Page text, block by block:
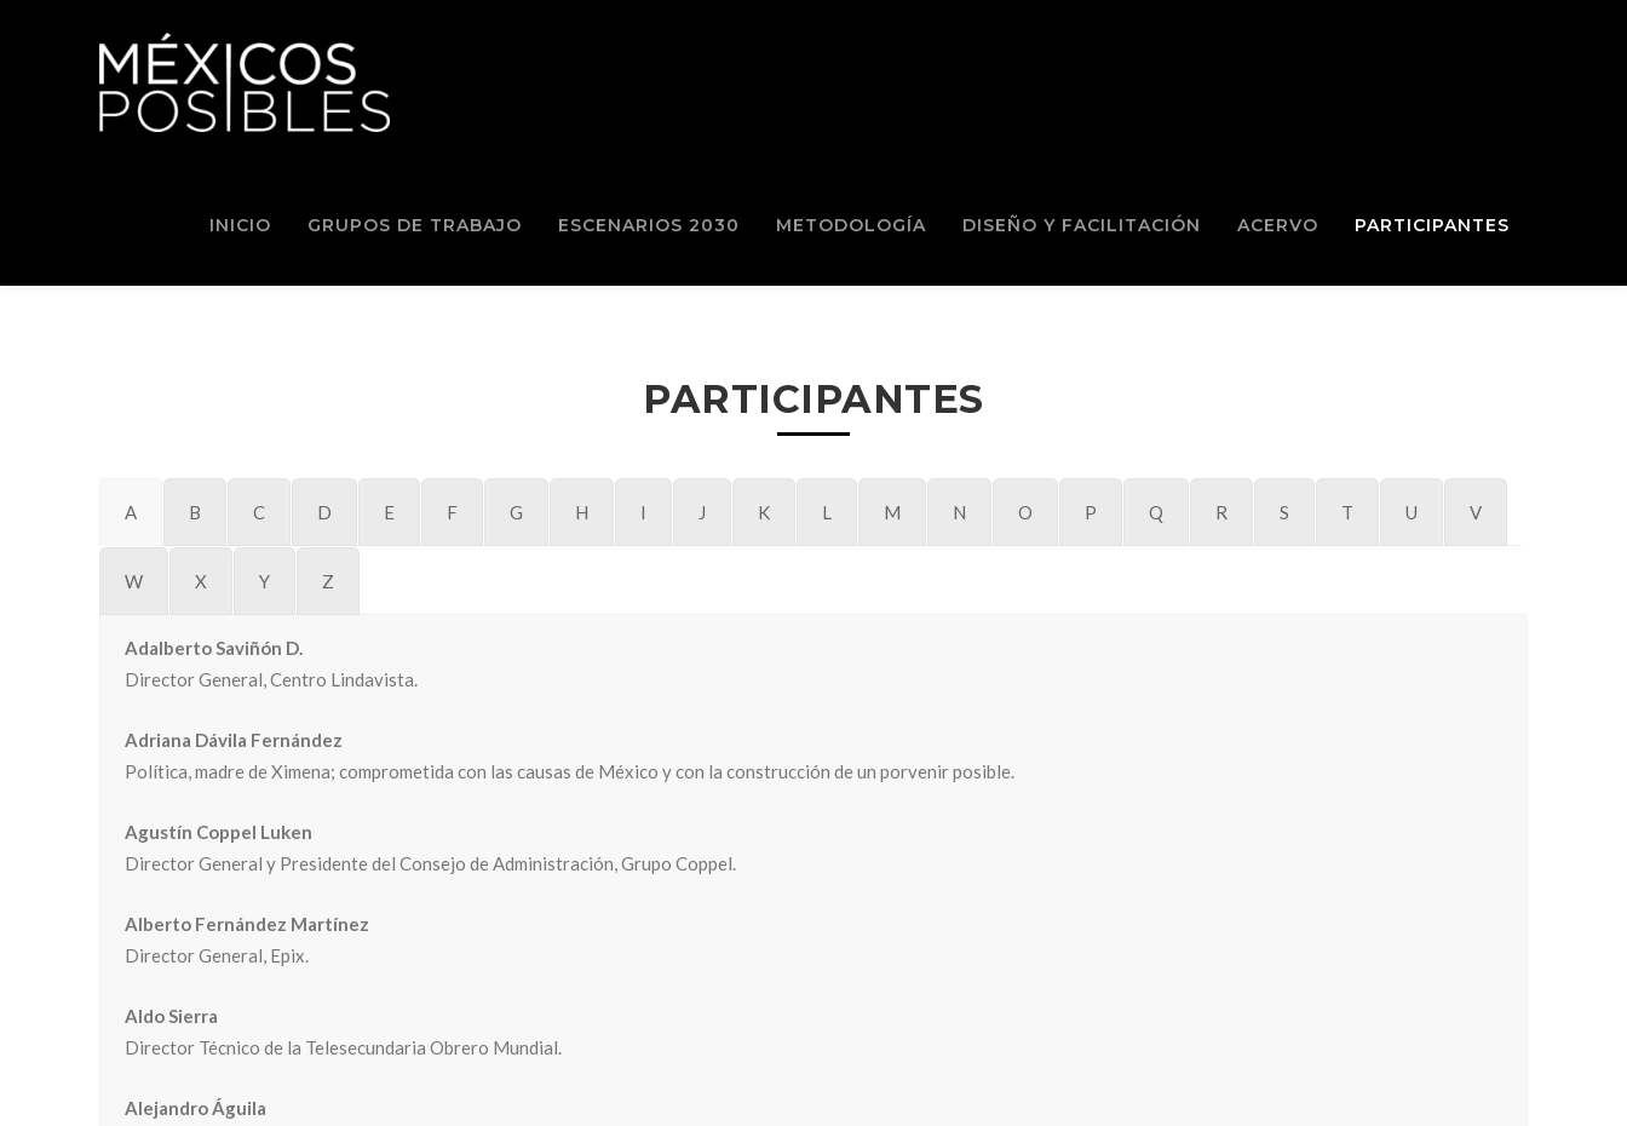
INICIO GRUPOS DE TRABAJO ESCENARIOS 2030 METODOLOGÍA DISEÑO Y FACILITACIÓN ACERVO PARTICIPANTES
PARTICIPANTES
A B C D E F G H I J K L M N O P Q R S T U V
W X Y Z
Adalberto Saviñón D.
Director General, Centro Lindavista.
Adriana Dávila Fernández
Política, madre de Ximena; comprometida con las causas de México y con la construcción de un porvenir posible.
Agustín Coppel Luken
Director General y Presidente del Consejo de Administración, Grupo Coppel.
Alberto Fernández Martínez
Director General, Epix.
Aldo Sierra
Director Técnico de la Telesecundaria Obrero Mundial.
Alejandro Águila